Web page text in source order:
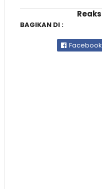
BAGIKAN DI :
Facebook